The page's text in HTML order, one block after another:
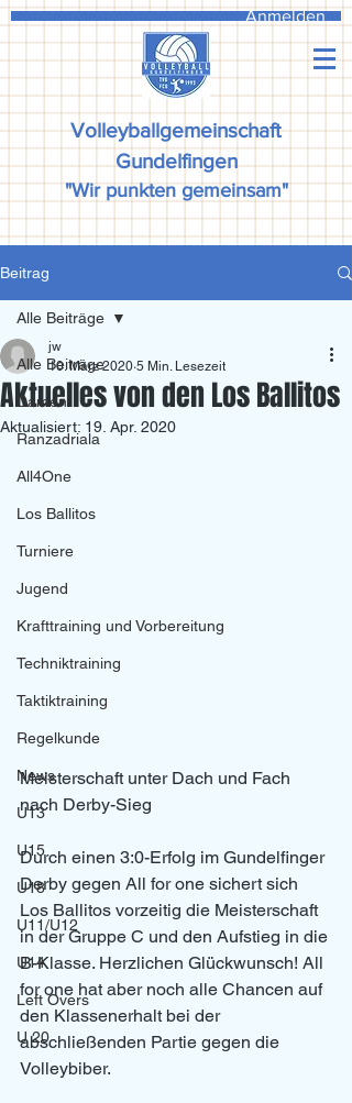
Anmelden
Volleyballgemeinschaft
Gundelfingen
"Wir punkten gemeinsam"
Beitrag
Alle Beiträge
Damen
Ranzadriala
All4One
Los Ballitos
Turniere
Jugend
Krafttraining und Vorbereitung
Techniktraining
Taktiktraining
Regelkunde
News
U13
U15
U18
U11/U12
U14
Left Overs
U 20
Alle Beiträge
Aktuelles von den Los Ballitos
jw
10. März 2020 5 Min. Lesezeit
Aktualisiert: 19. Apr. 2020
Meisterschaft unter Dach und Fach
nach Derby-Sieg
Durch einen 3:0-Erfolg im Gundelfinger
Derby gegen All for one sichert sich
Los Ballitos vorzeitig die Meisterschaft
in der Gruppe C und den Aufstieg in die
B-Klasse. Herzlichen Glückwunsch! All
for one hat aber noch alle Chancen auf
den Klassenerhalt bei der
abschließenden Partie gegen die
Volleybiber.